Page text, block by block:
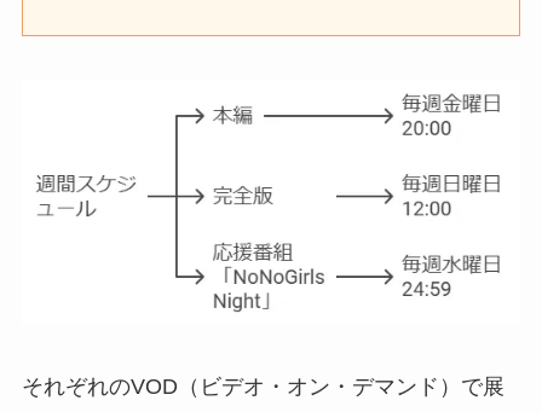
それぞれのVOD（ビデオ・オン・デマンド）で展